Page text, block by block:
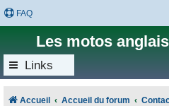
FAQ
Les motos
Links
Accueil Accueil du forum